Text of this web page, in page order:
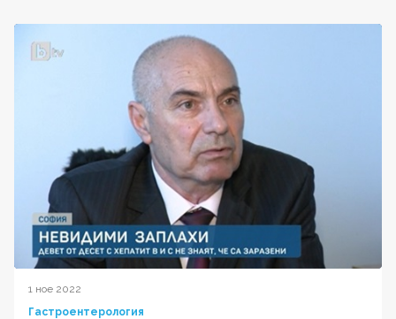
1 ное 2022
Гастроентерология